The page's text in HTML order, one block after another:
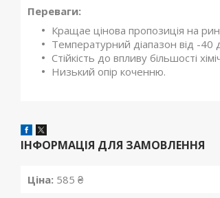
Переваги:
Кращае цінова пропозиція на
Температурний діапазон від -40
Стійкість до впливу більшості
Низький опір коченню.
ІНФОРМАЦІЯ ДЛЯ ЗАМОВЛЕННЯ
Ціна: 585 ₴